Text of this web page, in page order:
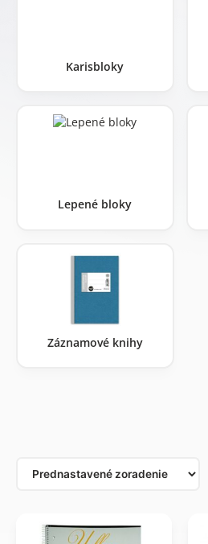
Karisbloky
Lepené bloky
Záznamové knihy